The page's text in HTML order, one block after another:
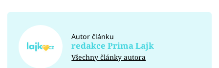
Autor článku
redakce Prima Lajk
Všechny články autora